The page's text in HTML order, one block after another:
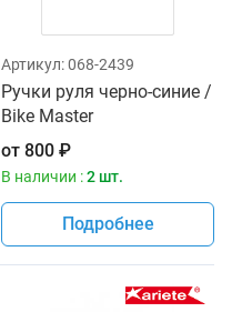
Артикул:068-2439
Ручки руля черно-синие /
Bike Master
от 800 ₽
В наличии :2 шт.
Подробнее